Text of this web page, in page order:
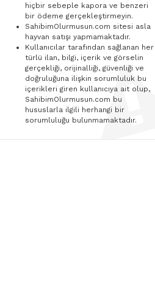
hiçbir sebeple kapora ve benzeri
bir ödeme gerçekleştirmeyin.
SahibimOlurmusun.com sitesi asla
hayvan satışı yapmamaktadır.
Kullanıcılar tarafından sağlanan her
türlü ilan, bilgi, içerik ve görselin
gerçekliği, orijinalliği, güvenliği ve
doğruluğuna ilişkin sorumluluk bu
içerikleri giren kullanıcıya ait olup,
SahibimOlurmusun.com bu
hususlarla ilgili herhangi bir
sorumluluğu bulunmamaktadır.